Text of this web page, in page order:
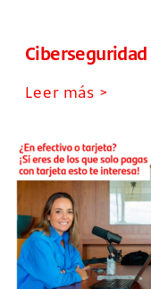
Ciberseguridad
Leer más >